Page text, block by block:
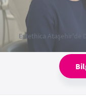
Estethica Ataşehir'de